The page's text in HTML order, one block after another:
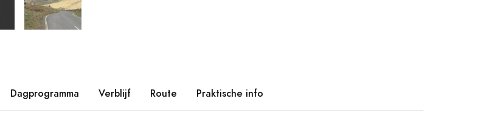
Dagprogramma Verblijf Route Praktische info